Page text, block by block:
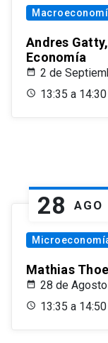
Andres
Economía
2 de
13:35 a 14:30
28 AGO
Mathias
28 de
13:35 a 14:50